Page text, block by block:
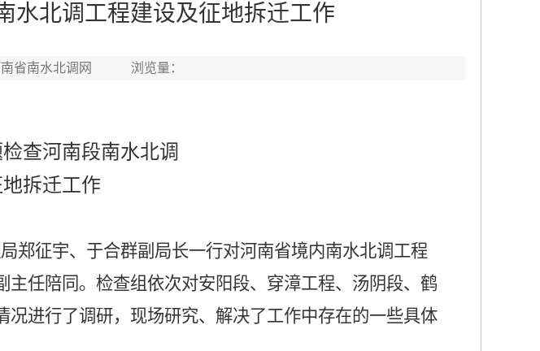
水北调工程建设及征地拆迁工作
省南水北调网 浏览量：
查河南段南水北调
拆迁工作
郑征宇、于合群副局长一行对河南省境内南水北调工程
任陪同。检查组依次对安阳段、穿漳工程、汤阴段、鹤
进行了调研，现场研究、解决了工作中存在的一些具体